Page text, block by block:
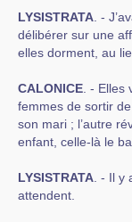
LYSISTRATA . -
délibérer sur une
elles dorment, au
CALONICE . -
femmes de sortir
son mari ; l’autre
enfant, celle-là le
LYSISTRATA . - Il
attendent.